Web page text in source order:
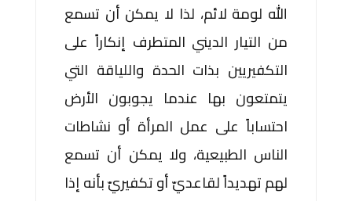
الله لومة لائم، لذا لا يمكن أن تسمع
من التيار الديني المتطرف إنكاراً على
التكفيريين بذات الحدة واللياقة التي
يتمتعون بها عندما يجوبون الأرض
احتساباً على عمل المرأة أو نشاطات
الناس الطبيعية، ولا يمكن أن تسمع
لهم تهديداً لقاعديّ أو تكفيريّ بأنه إذا